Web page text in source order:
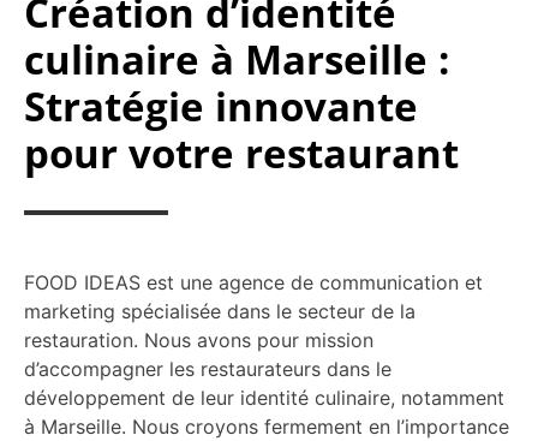
Création d’identité
culinaire à Marseille :
Stratégie innovante
pour votre restaurant
FOOD IDEAS est une agence de communication et
marketing spécialisée dans le secteur de la
restauration. Nous avons pour mission
d’accompagner les restaurateurs dans le
développement de leur identité culinaire, notamment
à Marseille. Nous croyons fermement en l’importance